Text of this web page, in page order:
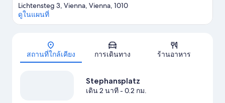
แผนที่
Lichtensteg 3, Vienna, Vienna, 1010
ดูในแผนที่
สถานที่ใกล้เคียง การเดินทาง ร้านอาหาร
Stephansplatz
เดิน 2 นาที- 0.2 กม.